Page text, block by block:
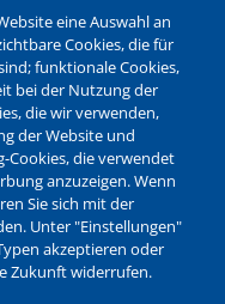
der Stadt Waltrop
eine Auswahl an
Cookies, die für
funktionale Cookies,
bei der Nutzung der
die wir verwenden,
der Website und
Cookies, die verwendet
anzuzeigen. Wenn
Sie sich mit der
Unter "Einstellungen"
akzeptieren oder
Zukunft widerrufen.